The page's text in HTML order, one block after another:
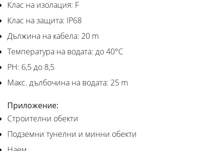
Клас на изолация: F
Клас на защита: IP68
Дължина на кабела: 20 m
Температура на водата: до 40°C
PH: 6,5 до 8,5
Макс. дълбочина на водата: 25 m
Приложение:
Строителни обекти
Подземни тунелни и минни обекти